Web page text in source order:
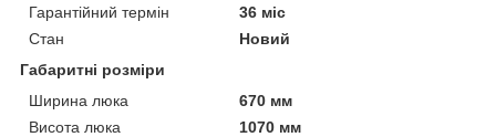
Гарантійний термін
36 міс
Стан
Новий
Габаритні розміри
Ширина люка
670 мм
Висота люка
1070 мм